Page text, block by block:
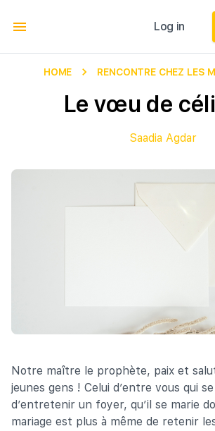
Log in
Log in
HOME RENCONTRE CHEZ LES
Le vœu de
Saadia Agdar
Notre maître le prophète, paix et
jeunes gens ! Celui d’entre vous qui
d’entretenir un foyer, qu’il se marie
mariage est plus à même de retenir